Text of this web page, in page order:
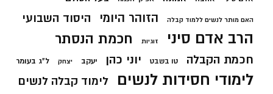
האם מותר לנשים ללמוד קבלה הזוהר היומי היסוד השבועי
הרב אדם סיני זוגיות חכמת הנסתר
חכמת הקבלה טו בשבט יוני כהן יעקב יצחק ל"ג בעומר
לימודי חסידות לנשים לימוד קבלה לנשים